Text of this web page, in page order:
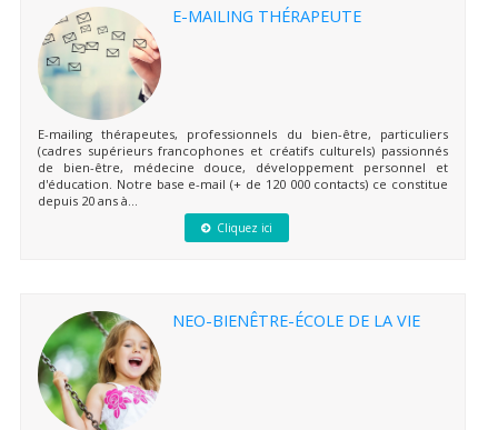
E-MAILING THÉRAPEUTE
E-mailing thérapeutes, professionnels du bien-être, particuliers
(cadres supérieurs francophones et créatifs culturels) passionnés
de bien-être, médecine douce, développement personnel et
d'éducation. Notre base e-mail (+ de 120 000 contacts) ce constitue
depuis 20 ans à...
Cliquez ici
NEO-BIENÊTRE-ÉCOLE DE LA VIE